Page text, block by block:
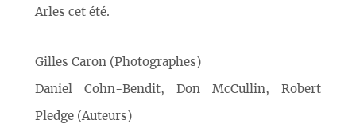
Arles cet été.
Gilles Caron (Photographes)
Daniel Cohn-Bendit, Don McCullin, Robert
Pledge (Auteurs)